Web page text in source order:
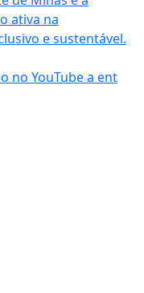
no YouTube a ent